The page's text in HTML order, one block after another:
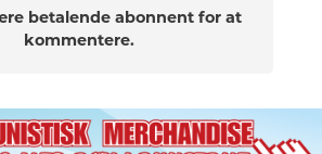
betalende abonnent for at
kommentere.